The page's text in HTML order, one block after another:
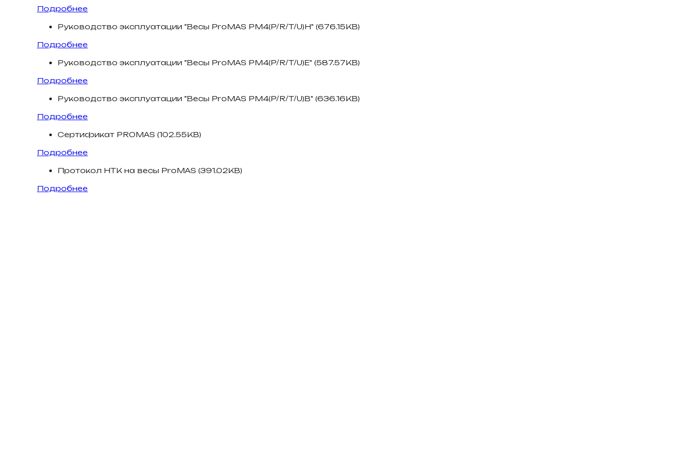
Подробнее
Руководство эксплуатации "Весы ProMAS PM4(P/R/T/U)H" (676.15KB)
Подробнее
Руководство эксплуатации "Весы ProMAS PM4(P/R/T/U)E" (587.57KB)
Подробнее
Руководство эксплуатации "Весы ProMAS PM4(P/R/T/U)B" (636.16KB)
Подробнее
Сертификат PROMAS (102.55KB)
Подробнее
Протокол НТК на весы ProMAS (391.02KB)
Подробнее